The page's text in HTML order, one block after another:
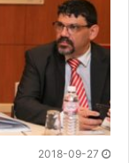
2018-09-27